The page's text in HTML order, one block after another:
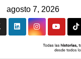
agosto 7, 2026